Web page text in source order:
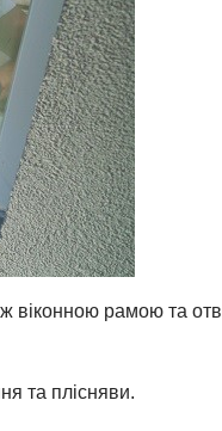
віконною рамою та
та плісняви.